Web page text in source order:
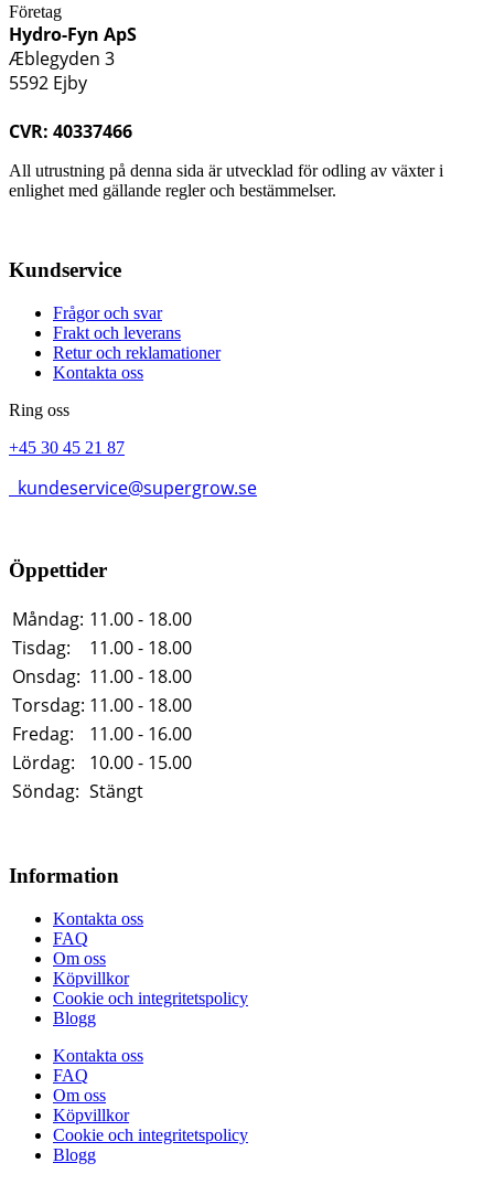
Företag
Hydro-Fyn ApS
Æblegyden 3
5592 Ejby
CVR: 40337466
All utrustning på denna sida är utvecklad för odling av växter i
enlighet med gällande regler och bestämmelser.
Kundservice
Frågor och svar
Frakt och leverans
Retur och reklamationer
Kontakta oss
Ring oss
+45 30 45 21 87
kundeservice@supergrow.se
Öppettider
Måndag: 11.00 - 18.00
Tisdag:
11.00 - 18.00
Onsdag: 11.00 - 18.00
Torsdag: 11.00 - 18.00
Fredag:
11.00 - 16.00
Lördag:
10.00 - 15.00
Söndag: Stängt
Information
Kontakta oss
FAQ
Om oss
Köpvillkor
Cookie och integritetspolicy
Blogg
Kontakta oss
FAQ
Om oss
Köpvillkor
Cookie och integritetspolicy
Blogg